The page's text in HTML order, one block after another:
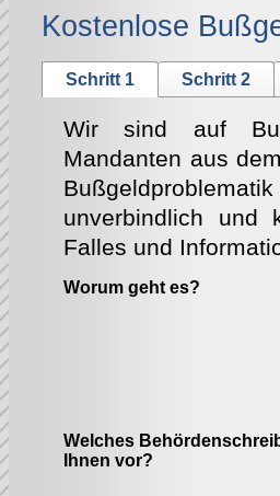
Kostenlose
Schritt 1 Schritt 2
Wir sind auf
Mandanten aus
unverbindlich und
Falles und
Worum geht es?
Welches
Ihnen vor?